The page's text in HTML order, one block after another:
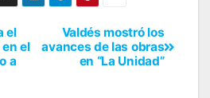
Valdés mostró los
avances de las obras
en “La Unidad”
el
el
a